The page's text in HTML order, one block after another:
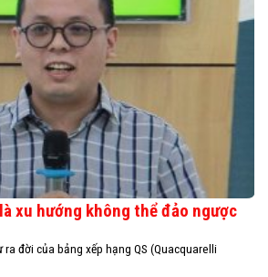
xu hướng không thể đảo ngược
ra đời của bảng xếp hạng QS (Quacquarelli